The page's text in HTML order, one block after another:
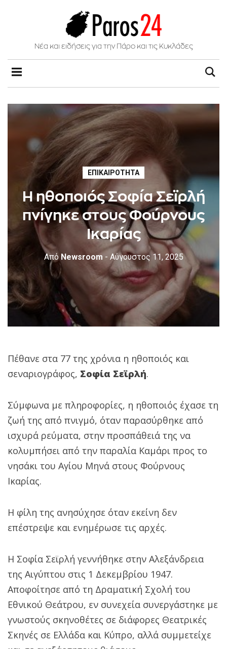
Νέα και ειδήσεις για την Πάρο και τις Κυκλάδες
ΕΠΙΚΑΙΡΌΤΗΤΑ
Η ηθοποιός Σοφία Σεϊρλή
πνίγηκε στους Φούρνους
Ικαρίας
ΑπόNewsroom - Αύγουστος 11, 2025
Πέθανε στα 77 της χρόνια η ηθοποιός και
σεναριογράφος, Σοφία Σεϊρλή.
Σύμφωνα με πληροφορίες, η ηθοποιός έχασε τη
ζωή της από πνιγμό, όταν παρασύρθηκε από
ισχυρά ρεύματα, στην προσπάθειά της να
κολυμπήσει από την παραλία Καμάρι προς το
νησάκι του Αγίου Μηνά στους Φούρνους
Ικαρίας.
Η φίλη της ανησύχησε όταν εκείνη δεν
επέστρεψε και ενημέρωσε τις αρχές.
Η Σοφία Σεϊρλή γεννήθηκε στην Αλεξάνδρεια
της Αιγύπτου στις 1 Δεκεμβρίου 1947.
Αποφοίτησε από τη Δραματική Σχολή του
Εθνικού Θεάτρου, εν συνεχεία συνεργάστηκε με
γνωστούς σκηνοθέτες σε διάφορες Θεατρικές
Σκηνές σε Ελλάδα και Κύπρο, αλλά συμμετείχε